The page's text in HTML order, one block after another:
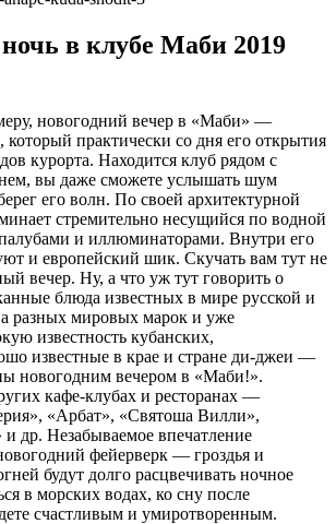
в клубе Маби 2019
новогодний вечер в «Маби» —
практически со дня его открытия
курорта. Находится клуб рядом с
вы даже сможете услышать шум
его волн. По своей архитектурной
стремительно несущийся по водной
и иллюминаторами. Внутри его
и европейский шик. Скучать вам тут не
вечер. Ну, а что уж тут говорить о
блюда известных в мире русской и
разных мировых марок и уже
известность кубанских,
известные в крае и стране ди-джеи —
новогодним вечером в «Маби!».
кафе-клубах и ресторанах —
«Арбат», «Святоша Вилли»,
др. Незабываемое впечатление
фейерверк — гроздья и
будут долго расцвечивать ночное
в морских водах, ко сну после
счастливым и умиротворенным.